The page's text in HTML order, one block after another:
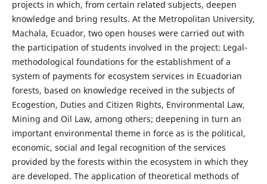
projects in which, from certain related subjects, deepen
knowledge and bring results. At the Metropolitan University,
Machala, Ecuador, two open houses were carried out with
the participation of students involved in the project: Legal-
methodological foundations for the establishment of a
system of payments for ecosystem services in Ecuadorian
forests, based on knowledge received in the subjects of
Ecogestion, Duties and Citizen Rights, Environmental Law,
Mining and Oil Law, among others; deepening in turn an
important environmental theme in force as is the political,
economic, social and legal recognition of the services
provided by the forests within the ecosystem in which they
are developed. The application of theoretical methods of